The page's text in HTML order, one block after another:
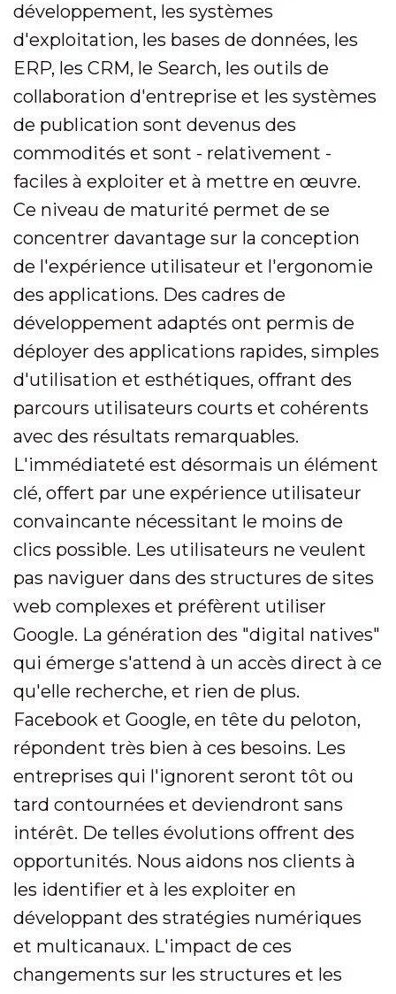
développement, les systèmes
d'exploitation, les bases de données, les
ERP, les CRM, le Search, les outils de
collaboration d'entreprise et les systèmes
de publication sont devenus des
commodités et sont - relativement -
faciles à exploiter et à mettre en œuvre.
Ce niveau de maturité permet de se
concentrer davantage sur la conception
de l'expérience utilisateur et l'ergonomie
des applications. Des cadres de
développement adaptés ont permis de
déployer des applications rapides, simples
d'utilisation et esthétiques, offrant des
parcours utilisateurs courts et cohérents
avec des résultats remarquables.
L'immédiateté est désormais un élément
clé, offert par une expérience utilisateur
convaincante nécessitant le moins de
clics possible. Les utilisateurs ne veulent
pas naviguer dans des structures de sites
web complexes et préfèrent utiliser
Google. La génération des "digital natives"
qui émerge s'attend à un accès direct à ce
qu'elle recherche, et rien de plus.
Facebook et Google, en tête du peloton,
répondent très bien à ces besoins. Les
entreprises qui l'ignorent seront tôt ou
tard contournées et deviendront sans
intérêt. De telles évolutions offrent des
opportunités. Nous aidons nos clients à
les identifier et à les exploiter en
développant des stratégies numériques
et multicanaux. L'impact de ces
changements sur les structures et les